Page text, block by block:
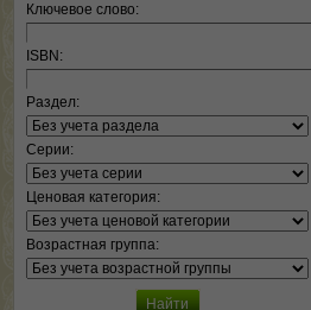
Ключевое слово:
ISBN:
Раздел:
Серии:
Ценовая категория:
Возрастная группа: